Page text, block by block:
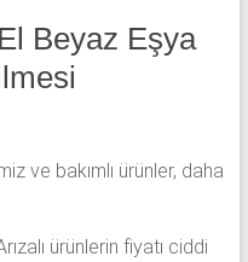
Beyaz Eşya
ve bakımlı ürünler, daha
ürünlerin fiyatı ciddi